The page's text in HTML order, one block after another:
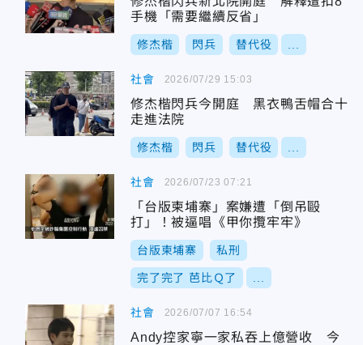
手機「需要繼續反省」
修杰楷 閃兵 替代役
社會
修杰楷閃兵今開庭 黑衣鴨舌帽合十
走進法院
修杰楷 閃兵 替代役
2026/07/29 15:03
社會
「台版柬埔寨」案嫌遭「倒吊毆
打」！被逼唱《甲你攬牢牢》
台版柬埔寨 私刑
完了完了 芭比Ｑ了
2026/07/23 07:21
社會
Andy控家寧一家私吞上億營收 今
2026/07/07 16:54